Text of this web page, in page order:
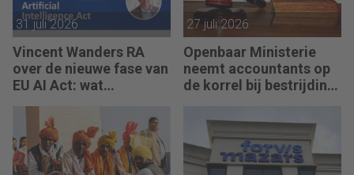
31 juli 2026
Vincent Wanders RA
over de nieuwe fase van
EU AI Act: wat
regelen
27 juli 2026
Openbaar Ministerie
neemt accountants op
de korrel bij bestrijding